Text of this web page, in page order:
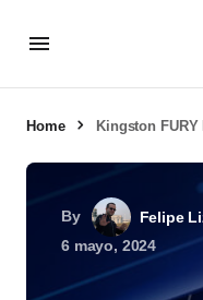
Home Kingston FURY
By
Felipe
6 mayo, 2024